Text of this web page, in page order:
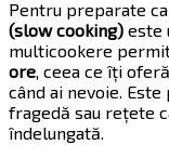
Pentru preparate
(slow cooking) este
multicookere
ore , ceea ce îți
când ai nevoie.
fragedă sau rețete
îndelungată.